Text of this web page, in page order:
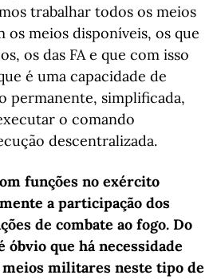
trabalhar todos os meios
meios disponíveis, os que
os das FA e que com isso
é uma capacidade de
permanente, simplificada,
o comando
descentralizada.
funções no exército
a participação dos
de combate ao fogo. Do
óbvio que há necessidade
militares neste tipo de